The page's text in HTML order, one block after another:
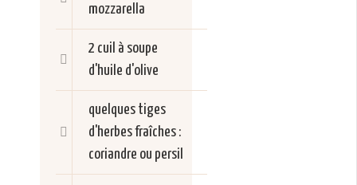
mozzarella
2 cuil à soupe
d'huile d'olive
quelques tiges
d'herbes fraîches :
coriandre ou persil